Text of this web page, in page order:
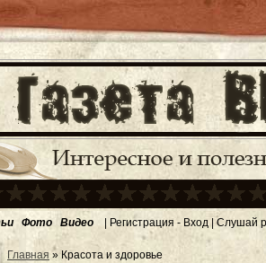
Фото Видео | Регистрация - Вход | Слушай
Главная » Красота и здоровье